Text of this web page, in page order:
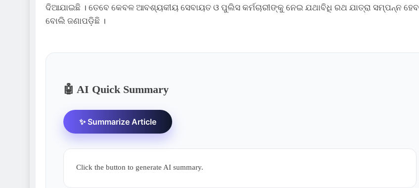
ଦିଆଯାଇଛି । ତେବେ କେବଳ ଆବଶ୍ୟକୀୟ ସେବାୟତ ଓ ପୁଲିସ କର୍ମଚାରୀଙ୍କୁ ନେଇ ଯଥାବିଧି ରଥ ଯାତ୍ରା ସମ୍ପନ୍ନ ହେବ
ବୋଲି ଜଣାପଡ଼ିଛି ।
🤖 AI Quick Summary
✨ Summarize Article
Click the button to generate AI summary.